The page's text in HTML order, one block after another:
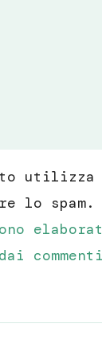
utilizza
lo spam.
commenti